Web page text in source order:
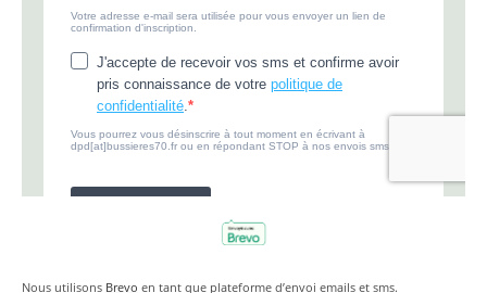
Nous utilisons Brevo en tant que plateforme d’envoi emails et sms.